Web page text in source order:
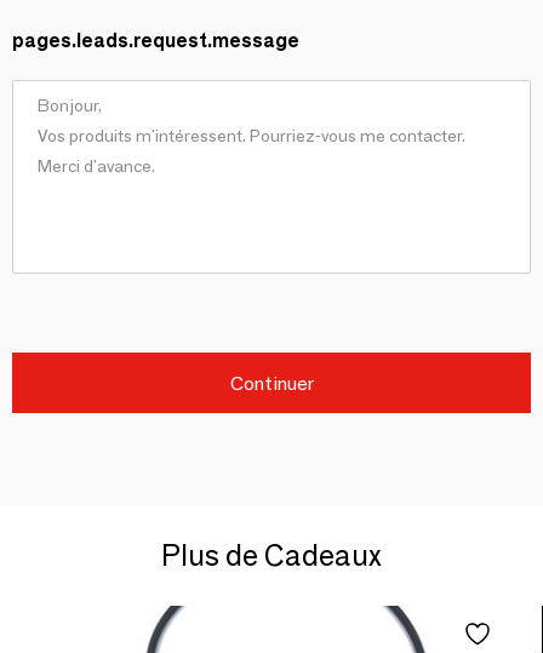
pages.leads.request.message
Continuer
Plus de Cadeaux